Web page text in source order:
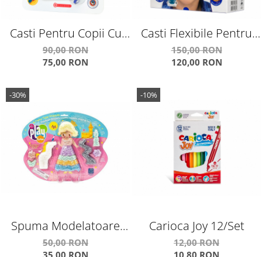
Casti Pentru Copii Cu
Reglare Nivel Volum Si
Autocolante Discover
90,00 RON
75,00 RON
Casti Flexibile Pentru
Copii Cu Reglare Nivel
Volum Si Autocolante
150,00 RON
120,00 RON
-30%
Spuma Modelatoare
Fairytale Friends
50,00 RON
35,00 RON
-10%
Carioca Joy 12/Set
12,00 RON
10,80 RON